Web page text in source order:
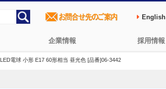
企業情報 採用情報
English
LED電球 小形 E17 60形相当 昼光色 [品番]06-3442